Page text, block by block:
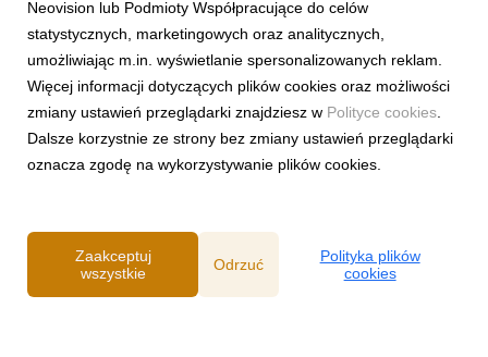
SPORT
Pełne walki półfinałowe „Projekt Fighter” już
w serwisie streamingowym CANAL+
29 lipca 2026
W serwisie streamingowym CANAL+ opublikowano dodatkowy,
bonusowy odcinek programu „Projekt Fighter”. Odpowiadając
na oczekiwania fanów MMA, CANAL+ udostępnił pełny
Neovision lub Podmioty Współpracujące do celów
statystycznych, marketingowych oraz analitycznych,
umożliwiając m.in. wyświetlanie spersonalizowanych reklam.
Więcej informacji dotyczących plików cookies oraz możliwości
zmiany ustawień przeglądarki znajdziesz w Polityce cookies
Dalsze korzystnie ze strony bez zmiany ustawień przeglądarki
oznacza zgodę na wykorzystywanie plików cookies.
Zaakceptuj
wszystkie
Odrzuć
Polityka plików
cookies